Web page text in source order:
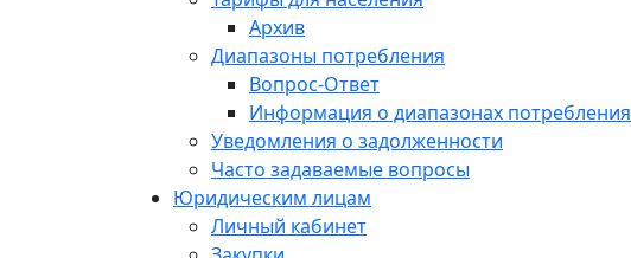
Архив
Диапазоны потребления
Вопрос-Ответ
Информация о диапазонах потребления
Уведомления о задолженности
Часто задаваемые вопросы
Юридическим лицам
Личный кабинет